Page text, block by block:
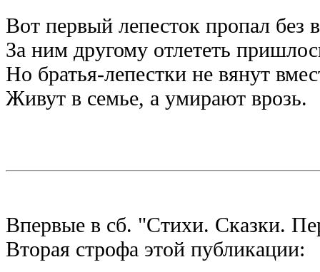
Вот первый лепесток пропал без
За ним другому отлететь
Но братья-лепестки не вянут
Живут в семье, а умирают врозь.
Впервые в сб. "Стихи. Сказки.
Вторая строфа этой публикации: